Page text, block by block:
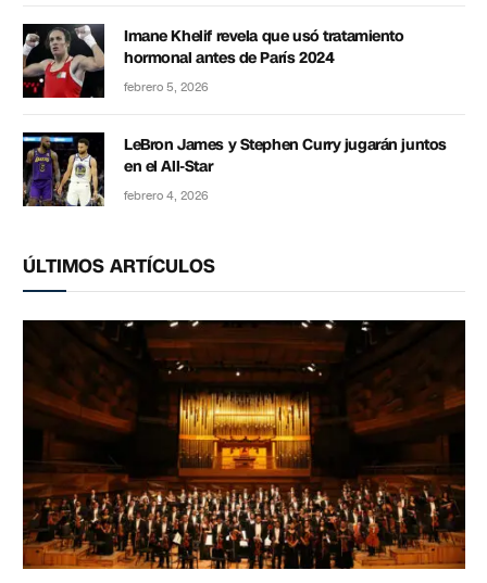
Imane Khelif revela que usó tratamiento
hormonal antes de París 2024
febrero 5, 2026
LeBron James y Stephen Curry jugarán juntos
en el All-Star
febrero 4, 2026
ÚLTIMOS ARTÍCULOS